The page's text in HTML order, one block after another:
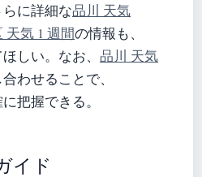
に詳細な品川 天気
天気 1 週間の情報も、
しい。なお、 品川 天気
わせることで、
把握できる。
イド